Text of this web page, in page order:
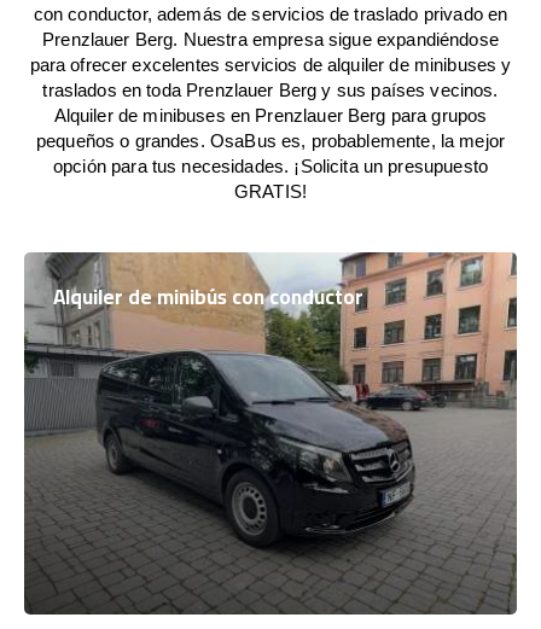
con conductor, además de servicios de traslado privado en
Prenzlauer Berg. Nuestra empresa sigue expandiéndose
para ofrecer excelentes servicios de alquiler de minibuses y
traslados en toda Prenzlauer Berg y sus países vecinos.
Alquiler de minibuses en Prenzlauer Berg para grupos
pequeños o grandes. OsaBus es, probablemente, la mejor
opción para tus necesidades. ¡Solicita un presupuesto
GRATIS!
Alquiler de minibús con conductor